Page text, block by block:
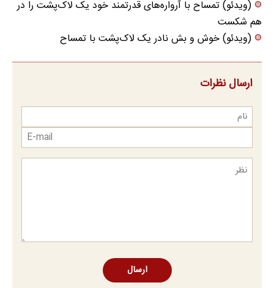
(ویدئو) تمساح با آرواره‌های قدرتمند خود یک لاک‌پشت را در
هم شکست
(ویدئو) خوش و بش نادر یک لاک‌پشت با تمساح
ارسال نظرات
ارسال